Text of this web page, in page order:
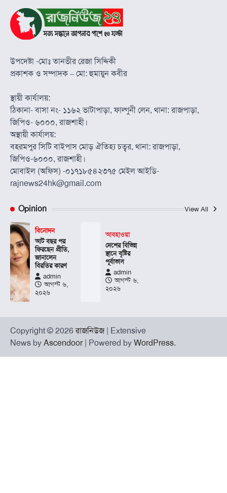
উপদেষ্টা -মোঃ তানভীর রেজা সিদ্দিকী
প্রকাশক ও সম্পাদক – মো: হুমায়ুন কবীর
স্থায়ী কার্যালয়:
ঠিকানা- বাসা নং- ১১৬২ ভাটাপাড়া, ফাল্গুনী লেন, থানা: রাজপাড়া,
জিপিও- ৬০০০, রাজশাহী।
অস্থায়ী কার্যালয়:
বহরমপুর সিটি বাইপাস মোড় ঐতিহ্য চত্বর, থানা: রাজপাড়া,
জিপিও-৬০০০, রাজশাহী।
মোবাইল (অফিস) -০১৭১৮৫৪২৩৭৫ মেইল আইডি-
rajnews24hk@gmail.com
Opinion View All
বিনোদন
আট বছর পর
ফিরছেন প্রীতি,
জানালেন
বিরতির কারণ
admin
আগস্ট ৬,
২০২৬
আবহাওয়া
দেশের বিভিন্ন
স্থানে বৃষ্টির
পূর্বাভাস
admin
আগস্ট ৬,
২০২৬
Copyright © 2026রাজনিউজ| Extensive
News by Ascendoor| Powered by WordPress.